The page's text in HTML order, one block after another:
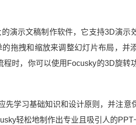
演示文稿制作软件，它支持3D演示
拖拽和缩放来调整幻灯片布局，并
程时，你可以使用Focusky的3D旋转
先学习基础知识和设计原则，并注意
轻松地制作出专业且吸引人的